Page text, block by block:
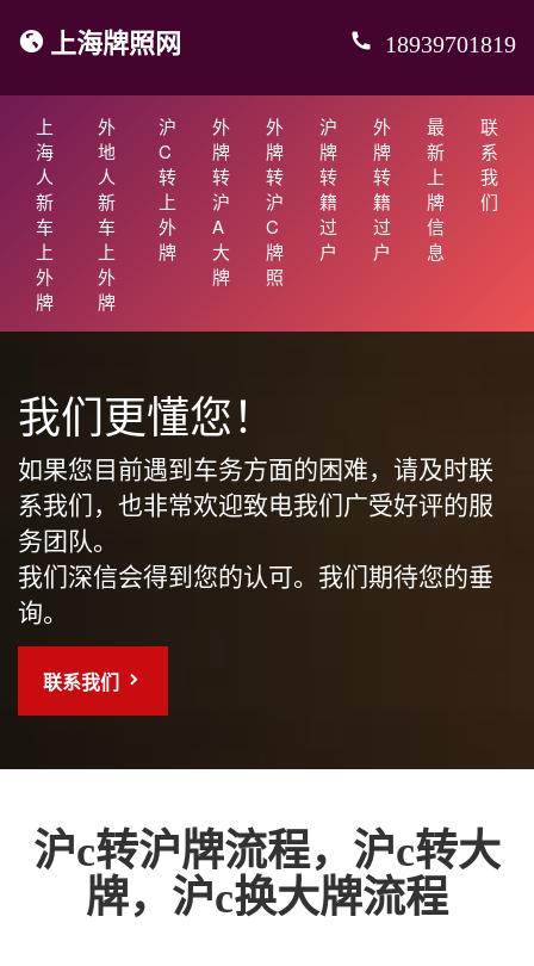
上海牌照网 18939701819
上
海
人
新
车
上
外
牌
外
地
人
新
车
上
外
牌
沪
C
转
上
外
牌
外
牌
转
沪
A
大
牌
外
牌
转
沪
C
牌
照
沪
牌
转
籍
过
户
外
牌
转
籍
过
户
最
新
上
牌
信
息
联
系
我
们
我们更懂您！
如果您目前遇到车务方面的困难，请及时联
系我们，也非常欢迎致电我们广受好评的服
务团队。
我们深信会得到您的认可。我们期待您的垂
询。
联系我们
沪c转沪牌流程，沪c转大
牌，沪c换大牌流程